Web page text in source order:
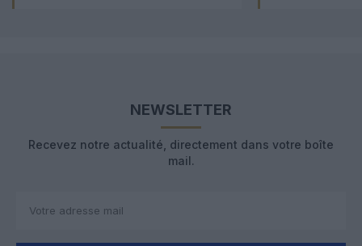
NEWSLETTER
Recevez notre actualité, directement dans votre boîte
mail.